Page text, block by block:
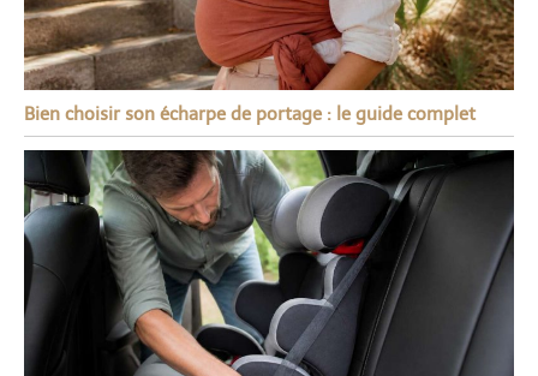
Bien choisir son écharpe de portage : le guide complet